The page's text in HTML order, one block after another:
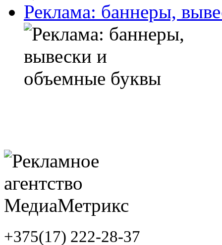
Реклама: баннеры,
+375(17) 222-28-37